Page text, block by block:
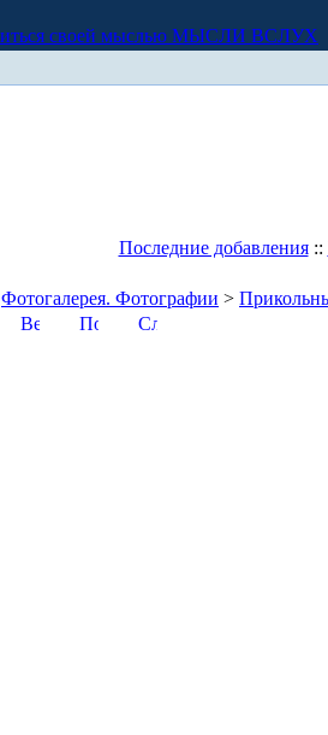
МЫСЛИ ВСЛУХ
Последние добавления::
Фотогалерея. Фотографии >